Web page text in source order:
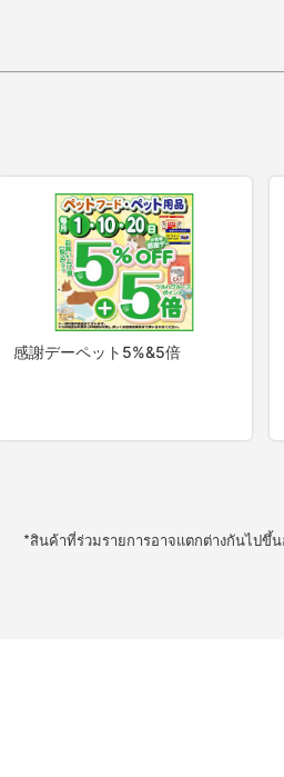
*สินค้าที่ร่วมรายการอาจแตกต่างกันไปขึ้